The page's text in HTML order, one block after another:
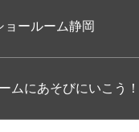
ョールーム静岡
ムにあそびにいこう！